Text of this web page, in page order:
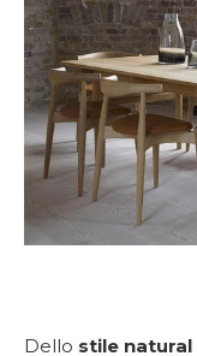
Dello stile natural